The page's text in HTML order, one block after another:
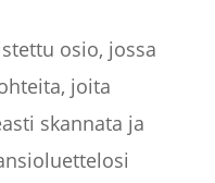
osio, jossa
joita
skannata ja